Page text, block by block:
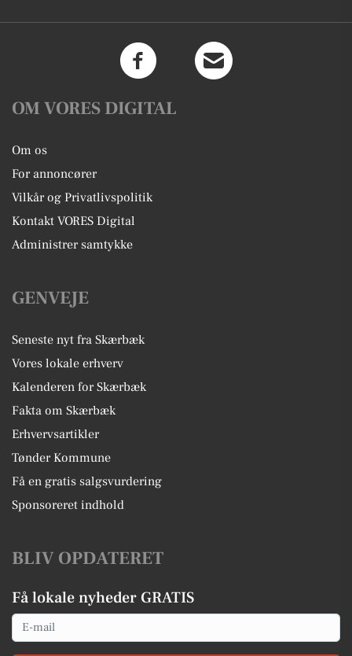
OM VORES DIGITAL
Om os
For annoncører
Vilkår og Privatlivspolitik
Kontakt VORES Digital
Administrer samtykke
GENVEJE
Seneste nyt fra Skærbæk
Vores lokale erhverv
Kalenderen for Skærbæk
Fakta om Skærbæk
Erhvervsartikler
Tønder Kommune
Få en gratis salgsvurdering
Sponsoreret indhold
BLIV OPDATERET
Få lokale nyheder GRATIS
Email